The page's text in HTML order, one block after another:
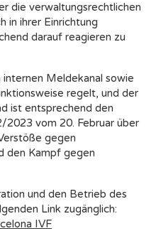
die verwaltungsrechtlichen
in ihrer Einrichtung
darauf reagieren zu
Meldekanal sowie
regelt, und der
ist entsprechend den
2023 vom 20. Februar über
gegen
den Kampf gegen
und den Betrieb des
Link zugänglich:
IVF